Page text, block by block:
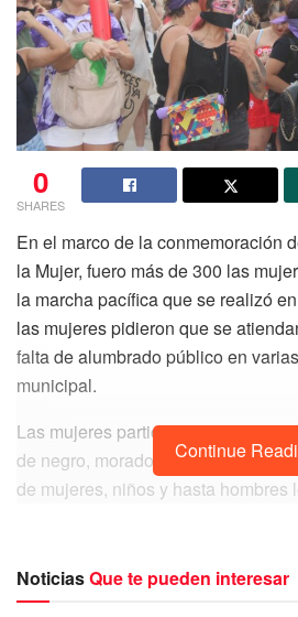
0
SHARES
En el marco de la conmemoración
la Mujer, fuero más de 300 las
la marcha pacífica que se realizó
las mujeres pidieron que se
falta de alumbrado público en
municipal.
Las mujeres participantes de la
de negro, morado y verde, se
de mujeres, niños y hasta hombres
Continue
NoticiasQue te pueden interesar